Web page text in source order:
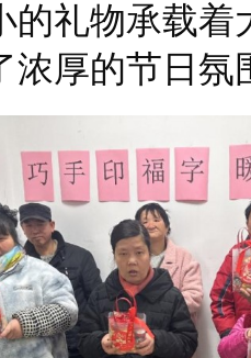
的礼物承载着
浓厚的节日氛